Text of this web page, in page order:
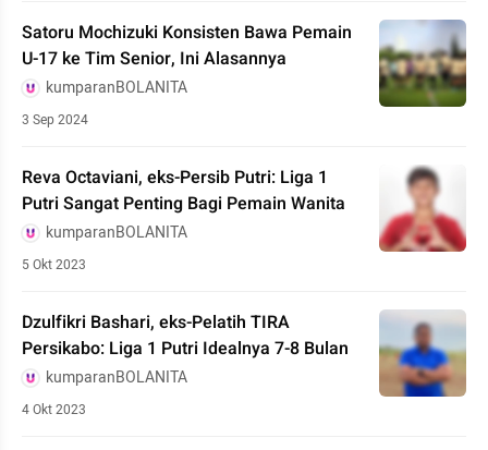
Satoru Mochizuki Konsisten Bawa Pemain
U-17 ke Tim Senior, Ini Alasannya
kumparanBOLANITA
3 Sep 2024
Reva Octaviani, eks-Persib Putri: Liga 1
Putri Sangat Penting Bagi Pemain Wanita
kumparanBOLANITA
5 Okt 2023
Dzulfikri Bashari, eks-Pelatih TIRA
Persikabo: Liga 1 Putri Idealnya 7-8 Bulan
kumparanBOLANITA
4 Okt 2023